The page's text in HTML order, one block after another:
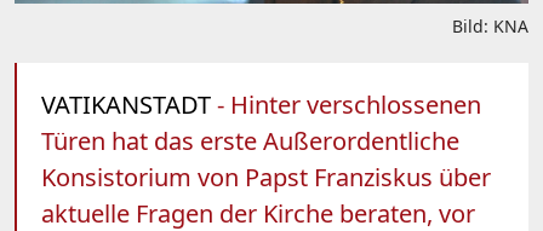
Bild: KNA
VATIKANSTADT- Hinter verschlossenen
Türen hat das erste Außerordentliche
Konsistorium von Papst Franziskus über
aktuelle Fragen der Kirche beraten, vor